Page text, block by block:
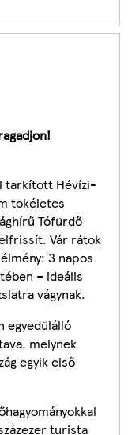
tarkított Hévízi-
tökéletes
Tófürdő
Vár rátok
3 napos
– ideális
vágynak.
egyedülálló
melynek
egyik első
turista